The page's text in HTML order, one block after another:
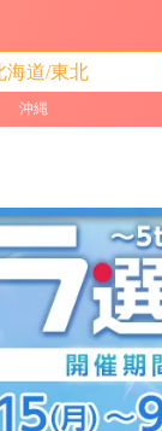
海道/東北
沖縄